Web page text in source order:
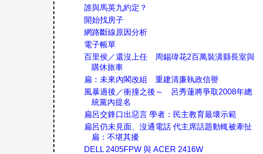
誰與馬英九約定？
開始找房子
網路斷線原因分析
電子帳單
百里侯／還沒上任 周錫瑋花2百萬裝潢縣長室與
購休旅車
扁：未來內閣改組 重建清廉執政信譽
風暴過後／衝撞之後～ 呂秀蓮將爭取2008年總
統黨內提名
扁呂交鋒口出惡言 學者：民主教育最壞示範
扁呂仍未見面、沒通電話 代主席話題動輒被牽扯
扁：不堪其擾
DELL 2405FPW 與 ACER 2416W